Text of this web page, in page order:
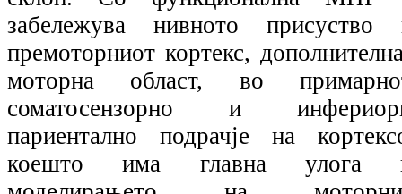
забележува нивното присуство
премоторниот кортекс,
моторна област, во
соматосензорно и
париентално подрачје на
коешто има главна улога